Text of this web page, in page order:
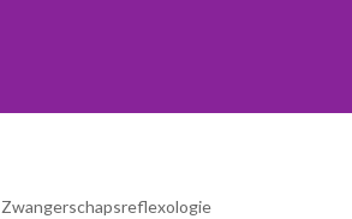
Zwangerschapsreflexologie